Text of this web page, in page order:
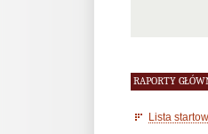
RAPORTY
Lista